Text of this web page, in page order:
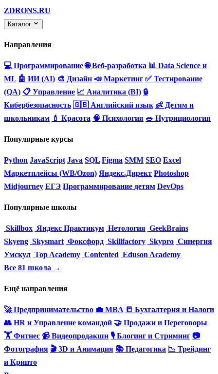
ZDRONS.RU
Каталог
Направления
💻 Программирование 🌐 Веб-разработка 📊 Data Science и
ML 🤖 ИИ (AI) 🎨 Дизайн 📣 Маркетинг ✅ Тестирование
(QA) 📋 Управление 📈 Аналитика (BI) 🔒
Кибербезопасность 🇬🇧 Английский язык 👶 Детям и
школьникам 💄 Красота 🧠 Психология 🥗 Нутрициология
Популярные курсы
Python JavaScript Java SQL Figma SMM SEO Excel
Маркетплейсы (WB/Ozon) Яндекс.Директ Photoshop
Midjourney ЕГЭ Программирование детям DevOps
Популярные школы
Skillbox Яндекс Практикум Нетология GeekBrains
Skyeng Skysmart Фоксфорд Skillfactory Skypro Синергия
Умскул Top Academy Contented Eduson Academy
Все 81 школа →
Ещё направления
🚀 Предпринимательство 💼 MBA 📒 Бухгалтерия и Налоги
👥 HR и Управление командой 🤝 Продажи и Переговоры
🏋️ Фитнес 📹 Видеопродакшн 🎙 Блогинг и Стриминг 📷
Фотография 🎬 3D и Анимация 📚 Педагогика 📉 Трейдинг
и Крипто